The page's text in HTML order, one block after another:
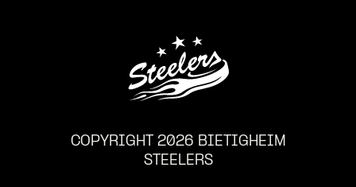
COPYRIGHT 2026 BIETIGHEIM
STEELERS